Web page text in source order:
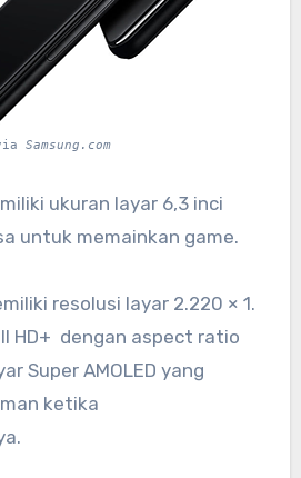
Samsung.com
ukuran layar 6,3 inci
untuk memainkan game.
resolusi layar 2.220 × 1.
HD+ dengan aspect ratio
Super AMOLED yang
ketika